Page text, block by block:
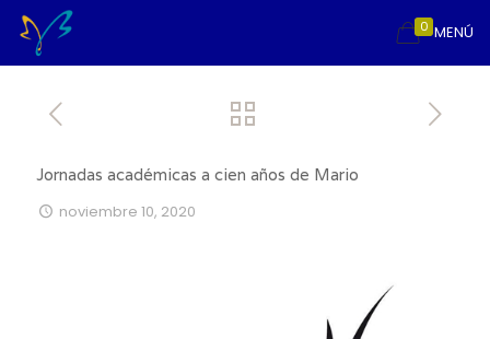
MENÚ
0
Jornadas académicas a cien años de Mario
noviembre 10, 2020